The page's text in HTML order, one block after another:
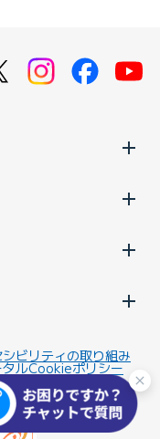
ビリティの取り組み
ルCookieポリシー
ィ基本方針